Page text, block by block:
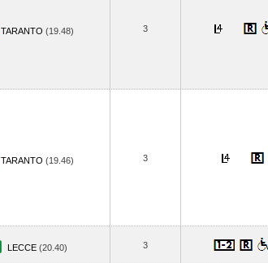
TARANTO (19.48) 3
TARANTO (19.46) 3
LECCE (20.40) 3